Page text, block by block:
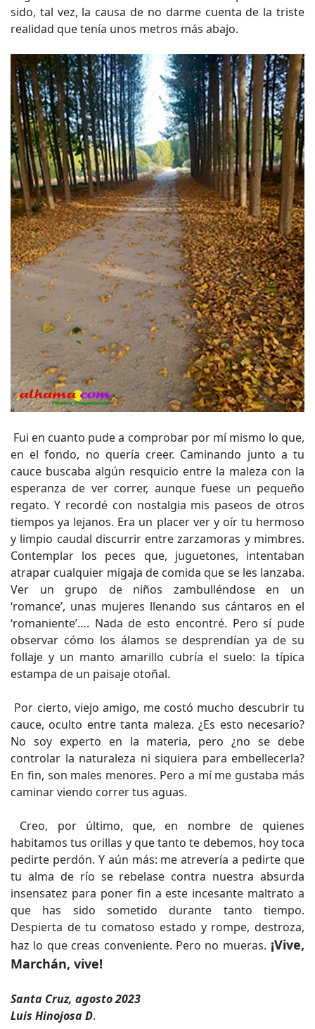
sido, tal vez, la causa de no darme cuenta de la triste
realidad que tenía unos metros más abajo.
Fui en cuanto pude a comprobar por mí mismo lo que,
en el fondo, no quería creer. Caminando junto a tu
cauce buscaba algún resquicio entre la maleza con la
esperanza de ver correr, aunque fuese un pequeño
regato. Y recordé con nostalgia mis paseos de otros
tiempos ya lejanos. Era un placer ver y oír tu hermoso
y limpio caudal discurrir entre zarzamoras y mimbres.
Contemplar los peces que, juguetones, intentaban
atrapar cualquier migaja de comida que se les lanzaba.
Ver un grupo de niños zambulléndose en un
‘romance’, unas mujeres llenando sus cántaros en el
‘romaniente’…. Nada de esto encontré. Pero sí pude
observar cómo los álamos se desprendían ya de su
follaje y un manto amarillo cubría el suelo: la típica
estampa de un paisaje otoñal.
Por cierto, viejo amigo, me costó mucho descubrir tu
cauce, oculto entre tanta maleza. ¿Es esto necesario?
No soy experto en la materia, pero ¿no se debe
controlar la naturaleza ni siquiera para embellecerla?
En fin, son males menores. Pero a mí me gustaba más
caminar viendo correr tus aguas.
Creo, por último, que, en nombre de quienes
habitamos tus orillas y que tanto te debemos, hoy toca
pedirte perdón. Y aún más: me atrevería a pedirte que
tu alma de río se rebelase contra nuestra absurda
insensatez para poner fin a este incesante maltrato a
que has sido sometido durante tanto tiempo.
Despierta de tu comatoso estado y rompe, destroza,
haz lo que creas conveniente. Pero no mueras. ¡Vive,
Marchán, vive!
Santa Cruz, agosto 2023
Luis Hinojosa D.